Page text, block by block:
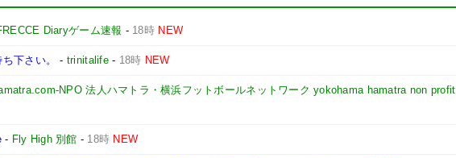
Diaryゲーム速報 - 18時 NEW
下さい。 - trinitalife- 18時 NEW
NPO 法人ハマトラ・横浜フットボールネットワーク yokohama hamatra non profit
- Fly High 別館 - 18時 NEW